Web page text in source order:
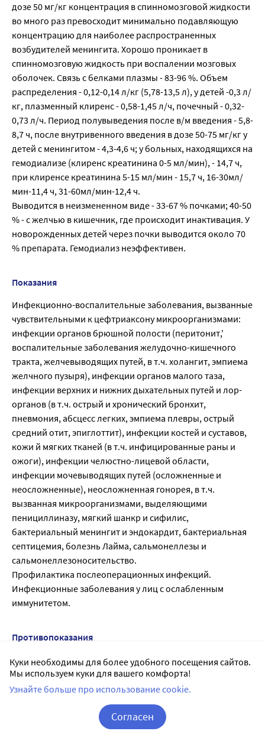
дозе 50 мг/кг концентрация в спинномозговой жидкости
во много раз превосходит минимально подавляющую
концентрацию для наиболее распространенных
возбудителей менингита. Хорошо проникает в
спинномозговую жидкость при воспалении мозговых
оболочек. Связь с белками плазмы - 83-96 %. Объем
распределения - 0,12-0,14 л/кг (5,78-13,5 л), у детей -0,3 л/
кг, плазменный клиренс - 0,58-1,45 л/ч, почечный - 0,32-
0,73 л/ч. Период полувыведения после в/м введения - 5,8-
8,7 ч, после внутривенного введения в дозе 50-75 мг/кг у
детей с менингитом - 4,3-4,6 ч; у больных, находящихся на
гемодиализе (клиренс креатинина 0-5 мл/мин), - 14,7 ч,
при клиренсе креатинина 5-15 мл/мин - 15,7 ч, 16-30мл/
мин-11,4 ч, 31-60мл/мин-12,4 ч.
Выводится в неизмененном виде - 33-67 % почками; 40-50
% - с желчью в кишечник, где происходит инактивация. У
новорожденных детей через почки выводится около 70
% препарата. Гемодиализ неэффективен.
Показания
Инфекционно-воспалительные заболевания, вызванные
чувствительными к цефтриаксону микроорганизмами:
инфекции органов брюшной полости (перитонит,'
воспалительные заболевания желудочно-кишечного
тракта, желчевыводящих путей, в т.ч. холангит, эмпиема
желчного пузыря), инфекции органов малого таза,
инфекции верхних и нижних дыхательных путей и лор-
органов (в т.ч. острый и хронический бронхит,
пневмония, абсцесс легких, эмпиема плевры, острый
средний отит, эпиглоттит), инфекции костей и суставов,
кожи й мягких тканей (в т.ч. инфицированные раны и
ожоги), инфекции челюстно-лицевой области,
инфекции мочевыводящих путей (осложненные и
неосложненные), неосложненная гонорея, в т.ч.
вызванная микроорганизмами, выделяющими
пенициллиназу, мягкий шанкр и сифилис,
бактериальный менингит и эндокардит, бактериальная
септицемия, болезнь Лайма, сальмонеллезы и
сальмонеллезоносительство.
Профилактика послеоперационных инфекций.
Инфекционные заболевания у лиц с ослабленным
иммунитетом.
Противопоказания
Повышенная чувствительность к цефтриаксону (в т.ч. к
другим цефалоспоринам, пенициллинам,
карбапенемам), гипербилирубинемия у новорожденных,
новорожденные, которым показано внутривенное
введение кальцийсодержащих растворов.
Куки необходимы для более удобного посещения сайтов.
Мы используем куки для вашего комфорта!
Узнайте больше про использование cookie.
Согласен